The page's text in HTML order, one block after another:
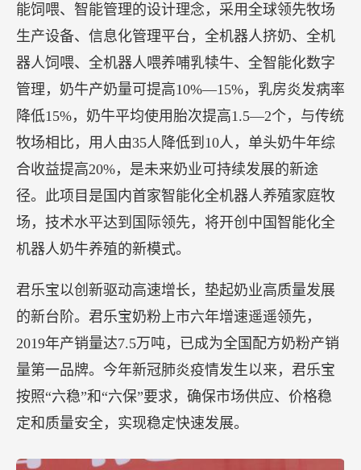
能饲喂、智能管理的设计理念，采用全球领先牧场
生产设备、信息化管理平台，全机器人挤奶、全机
器人饲喂、全机器人喂养哺乳犊牛、全智能化数字
管理，奶牛产奶量可提高10%—15%，乳房炎发病率
降低15%，奶牛平均使用胎次提高1.5—2个，与传统
牧场相比，用人由35人降低到10人，单头奶牛年综
合收益提高20%，是未来奶业可持续发展的新途
径。此项目是国内首家智能化全机器人养殖家庭牧
场，技术水平达到国际领先，将开创中国智能化全
机器人奶牛养殖的新模式。
君乐宝以创新驱动高速增长，垫起奶业高质量发展
的新台阶。君乐宝奶粉上市六年增速遥遥领先，
2019年产销量达7.5万吨，已成为全国配方奶粉产销
量第一品牌。今年新冠肺炎疫情发生以来，君乐宝
按照“六稳”和“六保”要求，确保市场供应、价格稳
定和质量安全，实现稳定快速发展。